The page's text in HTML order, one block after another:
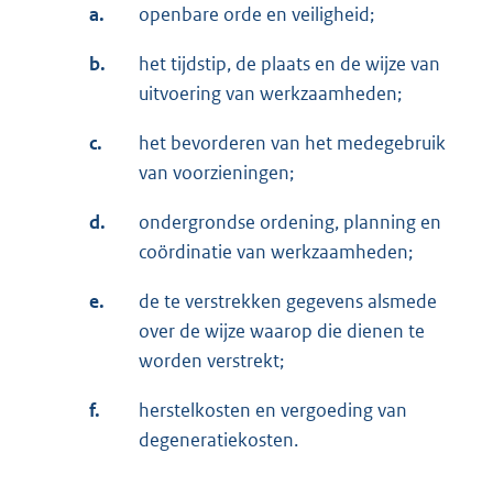
a. openbare orde en veiligheid;
b.
het tijdstip, de plaats en de wijze van
uitvoering van werkzaamheden;
c.
het bevorderen van het medegebruik
van voorzieningen;
d.
ondergrondse ordening, planning en
coördinatie van werkzaamheden;
e.
de te verstrekken gegevens alsmede
over de wijze waarop die dienen te
worden verstrekt;
f.
herstelkosten en vergoeding van
degeneratiekosten.